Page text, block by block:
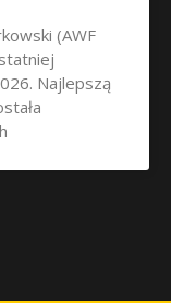
(AWF
Najlepszą